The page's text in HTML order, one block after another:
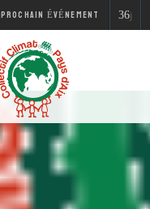
PROCHAIN ÉVÉNEMENT 36j